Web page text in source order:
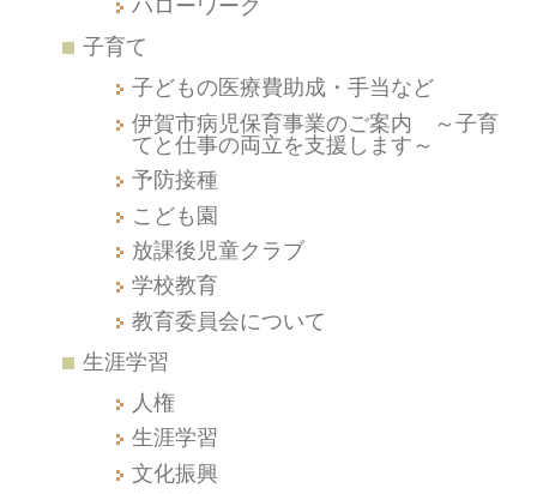
ハローワーク
子育て
子どもの医療費助成・手当など
伊賀市病児保育事業のご案内 ～子育
てと仕事の両立を支援します～
予防接種
こども園
放課後児童クラブ
学校教育
教育委員会について
生涯学習
人権
生涯学習
文化振興